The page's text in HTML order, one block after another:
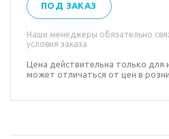
ПОД ЗАКАЗ
Наши менеджеры обязательно
условия заказа
Цена действительна только для
может отличаться от цен в